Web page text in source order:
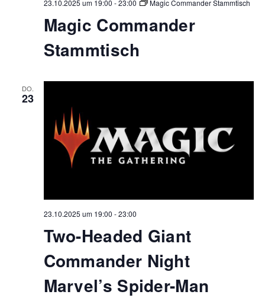
23.10.2025 um 19:00 -23:00 Magic Commander Stammtisch
Magic Commander
Stammtisch
DO.
23
23.10.2025 um 19:00 -23:00
Two-Headed Giant
Commander Night
Marvel’s Spider-Man